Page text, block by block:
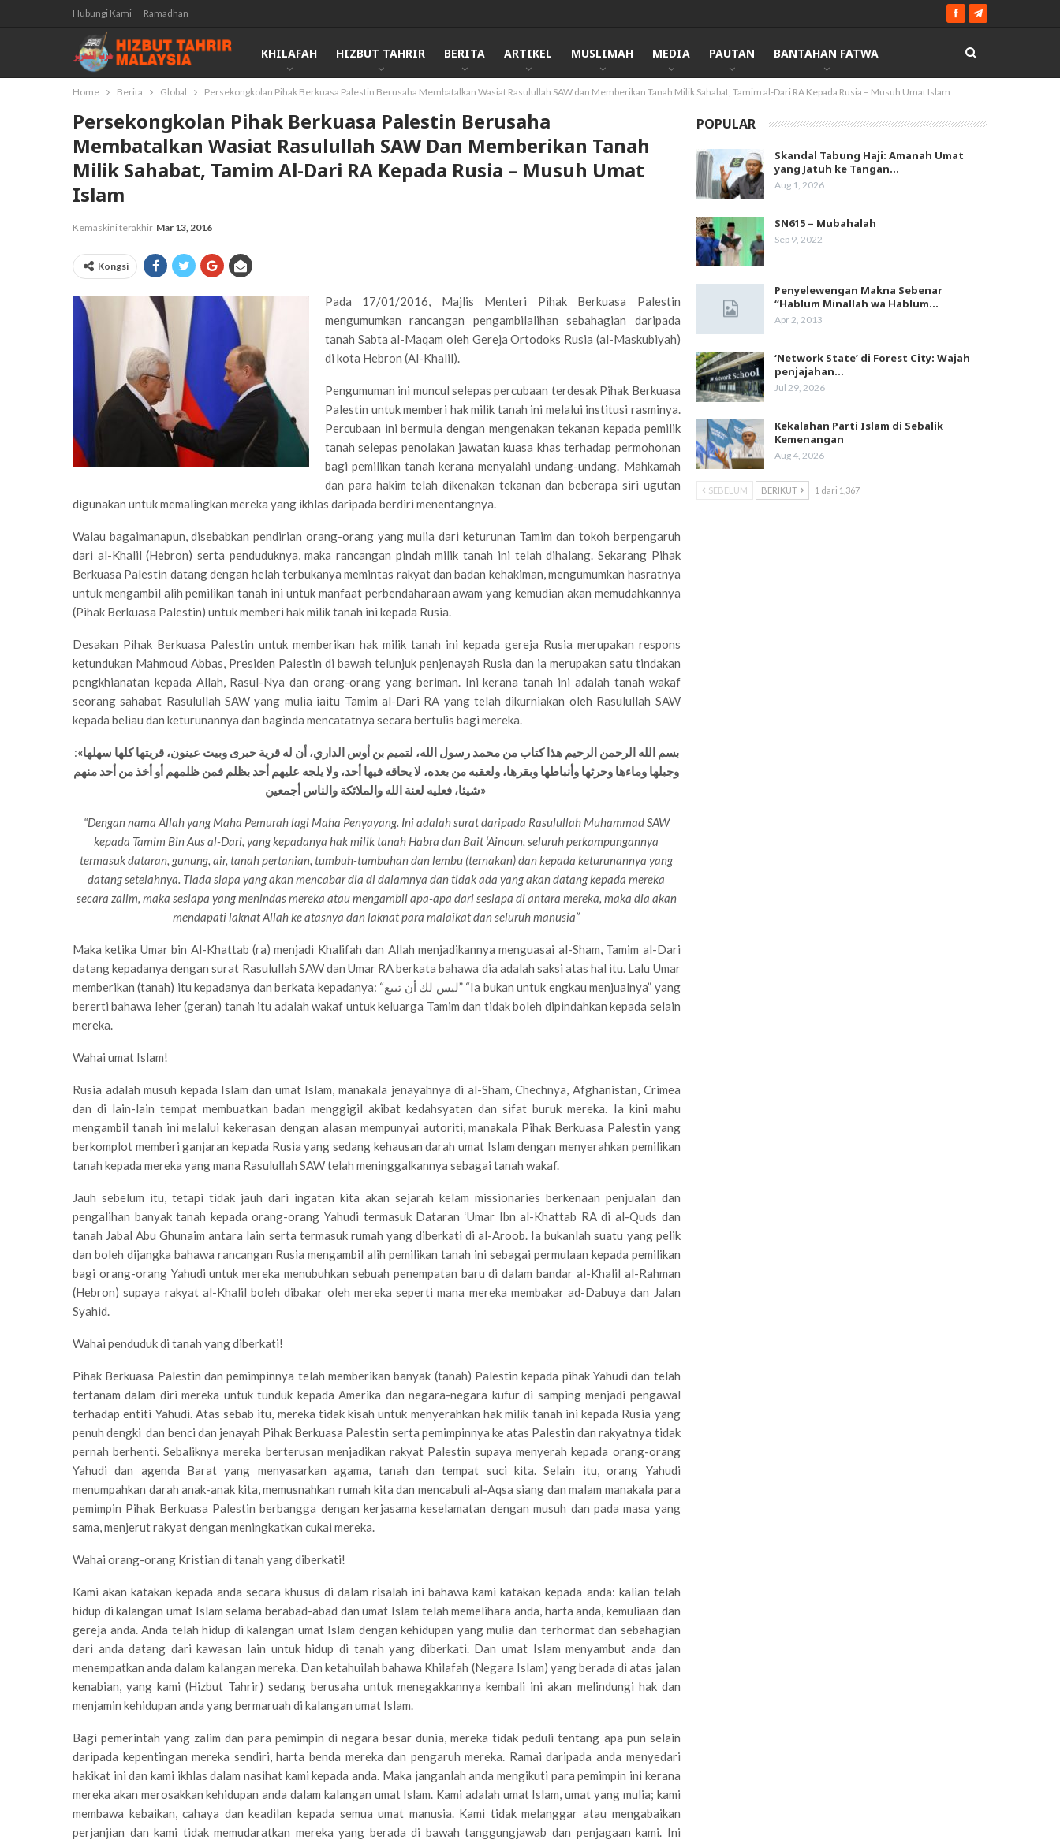
Hubungi Kami Ramadhan
KHILAFAH HIZBUT TAHRIR BERITA ARTIKEL MUSLIMAH MEDIA PAUTAN BANTAHAN FATWA
Home Berita Global Persekongkolan Pihak Berkuasa Palestin Berusaha Membatalkan Wasiat Rasulullah SAW dan Memberikan Tanah Milik Sahabat, Tamim al-Dari RA Kepada Rusia – Musuh Umat Islam
Persekongkolan Pihak Berkuasa Palestin Berusaha
Membatalkan Wasiat Rasulullah SAW Dan Memberikan Tanah
Milik Sahabat, Tamim Al-Dari RA Kepada Rusia – Musuh Umat
Islam
Kemaskini terakhir Mar 13, 2016
Kongsi
Pada 17/01/2016, Majlis Menteri Pihak Berkuasa Palestin
mengumumkan rancangan pengambilalihan sebahagian daripada
tanah Sabta al-Maqam oleh Gereja Ortodoks Rusia (al-Maskubiyah)
di kota Hebron (Al-Khalil).
Pengumuman ini muncul selepas percubaan terdesak Pihak Berkuasa
Palestin untuk memberi hak milik tanah ini melalui institusi rasminya.
Percubaan ini bermula dengan mengenakan tekanan kepada pemilik
tanah selepas penolakan jawatan kuasa khas terhadap permohonan
bagi pemilikan tanah kerana menyalahi undang-undang. Mahkamah
dan para hakim telah dikenakan tekanan dan beberapa siri ugutan
digunakan untuk memalingkan mereka yang ikhlas daripada berdiri menentangnya.
Walau bagaimanapun, disebabkan pendirian orang-orang yang mulia dari keturunan Tamim dan tokoh berpengaruh
dari al-Khalil (Hebron) serta penduduknya, maka rancangan pindah milik tanah ini telah dihalang. Sekarang Pihak
Berkuasa Palestin datang dengan helah terbukanya memintas rakyat dan badan kehakiman, mengumumkan hasratnya
untuk mengambil alih pemilikan tanah ini untuk manfaat perbendaharaan awam yang kemudian akan memudahkannya
(Pihak Berkuasa Palestin) untuk memberi hak milik tanah ini kepada Rusia.
Desakan Pihak Berkuasa Palestin untuk memberikan hak milik tanah ini kepada gereja Rusia merupakan respons
ketundukan Mahmoud Abbas, Presiden Palestin di bawah telunjuk penjenayah Rusia dan ia merupakan satu tindakan
pengkhianatan kepada Allah, Rasul-Nya dan orang-orang yang beriman. Ini kerana tanah ini adalah tanah wakaf
seorang sahabat Rasulullah SAW yang mulia iaitu Tamim al-Dari RA yang telah dikurniakan oleh Rasulullah SAW
kepada beliau dan keturunannya dan baginda mencatatnya secara bertulis bagi mereka.
:«بسم الله الرحمن الرحيم هذا كتاب من محمد رسول الله، لتميم بن أوس الداري، أن له قرية حبرى وبيت عينون، قريتها كلها سهلها
وجبلها وماءها وحرثها وأنباطها وبقرها، ولعقبه من بعده، لا يحاقه فيها أحد، ولا يلجه عليهم أحد بظلم فمن ظلمهم أو أخذ من أحد منهم
شيئا، فعليه لعنة الله والملائكة والناس أجمعين»
“Dengan nama Allah yang Maha Pemurah lagi Maha Penyayang. Ini adalah surat daripada Rasulullah Muhammad SAW
kepada Tamim Bin Aus al-Dari, yang kepadanya hak milik tanah Habra dan Bait ‘Ainoun, seluruh perkampungannya
termasuk dataran, gunung, air, tanah pertanian, tumbuh-tumbuhan dan lembu (ternakan) dan kepada keturunannya yang
datang setelahnya. Tiada siapa yang akan mencabar dia di dalamnya dan tidak ada yang akan datang kepada mereka
secara zalim, maka sesiapa yang menindas mereka atau mengambil apa-apa dari sesiapa di antara mereka, maka dia akan
mendapati laknat Allah ke atasnya dan laknat para malaikat dan seluruh manusia”
Maka ketika Umar bin Al-Khattab (ra) menjadi Khalifah dan Allah menjadikannya menguasai al-Sham, Tamim al-Dari
datang kepadanya dengan surat Rasulullah SAW dan Umar RA berkata bahawa dia adalah saksi atas hal itu. Lalu Umar
memberikan (tanah) itu kepadanya dan berkata kepadanya: “ليس لك أن تبيع” “Ia bukan untuk engkau menjualnya” yang
bererti bahawa leher (geran) tanah itu adalah wakaf untuk keluarga Tamim dan tidak boleh dipindahkan kepada selain
mereka.
Wahai umat Islam!
Rusia adalah musuh kepada Islam dan umat Islam, manakala jenayahnya di al-Sham, Chechnya, Afghanistan, Crimea
dan di lain-lain tempat membuatkan badan menggigil akibat kedahsyatan dan sifat buruk mereka. Ia kini mahu
mengambil tanah ini melalui kekerasan dengan alasan mempunyai autoriti, manakala Pihak Berkuasa Palestin yang
berkomplot memberi ganjaran kepada Rusia yang sedang kehausan darah umat Islam dengan menyerahkan pemilikan
tanah kepada mereka yang mana Rasulullah SAW telah meninggalkannya sebagai tanah wakaf.
Jauh sebelum itu, tetapi tidak jauh dari ingatan kita akan sejarah kelam missionaries berkenaan penjualan dan
pengalihan banyak tanah kepada orang-orang Yahudi termasuk Dataran ‘Umar Ibn al-Khattab RA di al-Quds dan
tanah Jabal Abu Ghunaim antara lain serta termasuk rumah yang diberkati di al-Aroob. Ia bukanlah suatu yang pelik
dan boleh dijangka bahawa rancangan Rusia mengambil alih pemilikan tanah ini sebagai permulaan kepada pemilikan
bagi orang-orang Yahudi untuk mereka menubuhkan sebuah penempatan baru di dalam bandar al-Khalil al-Rahman
(Hebron) supaya rakyat al-Khalil boleh dibakar oleh mereka seperti mana mereka membakar ad-Dabuya dan Jalan
Syahid.
Wahai penduduk di tanah yang diberkati!
Pihak Berkuasa Palestin dan pemimpinnya telah memberikan banyak (tanah) Palestin kepada pihak Yahudi dan telah
tertanam dalam diri mereka untuk tunduk kepada Amerika dan negara-negara kufur di samping menjadi pengawal
terhadap entiti Yahudi. Atas sebab itu, mereka tidak kisah untuk menyerahkan hak milik tanah ini kepada Rusia yang
penuh dengki dan benci dan jenayah Pihak Berkuasa Palestin serta pemimpinnya ke atas Palestin dan rakyatnya tidak
pernah berhenti. Sebaliknya mereka berterusan menjadikan rakyat Palestin supaya menyerah kepada orang-orang
Yahudi dan agenda Barat yang menyasarkan agama, tanah dan tempat suci kita. Selain itu, orang Yahudi
menumpahkan darah anak-anak kita, memusnahkan rumah kita dan mencabuli al-Aqsa siang dan malam manakala para
pemimpin Pihak Berkuasa Palestin berbangga dengan kerjasama keselamatan dengan musuh dan pada masa yang
sama, menjerut rakyat dengan meningkatkan cukai mereka.
Wahai orang-orang Kristian di tanah yang diberkati!
Kami akan katakan kepada anda secara khusus di dalam risalah ini bahawa kami katakan kepada anda: kalian telah
hidup di kalangan umat Islam selama berabad-abad dan umat Islam telah memelihara anda, harta anda, kemuliaan dan
gereja anda. Anda telah hidup di kalangan umat Islam dengan kehidupan yang mulia dan terhormat dan sebahagian
dari anda datang dari kawasan lain untuk hidup di tanah yang diberkati. Dan umat Islam menyambut anda dan
menempatkan anda dalam kalangan mereka. Dan ketahuilah bahawa Khilafah (Negara Islam) yang berada di atas jalan
kenabian, yang kami (Hizbut Tahrir) sedang berusaha untuk menegakkannya kembali ini akan melindungi hak dan
menjamin kehidupan anda yang bermaruah di kalangan umat Islam.
Bagi pemerintah yang zalim dan para pemimpin di negara besar dunia, mereka tidak peduli tentang apa pun selain
daripada kepentingan mereka sendiri, harta benda mereka dan pengaruh mereka. Ramai daripada anda menyedari
hakikat ini dan kami ikhlas dalam nasihat kami kepada anda. Maka janganlah anda mengikuti para pemimpin ini kerana
mereka akan merosakkan kehidupan anda dalam kalangan umat Islam. Kami adalah umat Islam, umat yang mulia; kami
membawa kebaikan, cahaya dan keadilan kepada semua umat manusia. Kami tidak melanggar atau mengabaikan
perjanjian dan kami tidak memudaratkan mereka yang berada di bawah tanggungjawab dan penjagaan kami. Ini
POPULAR
Skandal Tabung Haji: Amanah Umat
yang Jatuh ke Tangan…
Aug 1, 2026
SN615 – Mubahalah
Sep 9, 2022
Penyelewengan Makna Sebenar
“Hablum Minallah wa Hablum…
Apr 2, 2013
‘Network State’ di Forest City: Wajah
penjajahan…
Jul 29, 2026
Kekalahan Parti Islam di Sebalik
Kemenangan
Aug 4, 2026
SEBELUM BERIKUT 1 dari 1,367